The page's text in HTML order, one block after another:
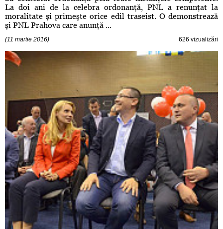
La doi ani de la celebra ordonanţă, PNL a renunţat la
moralitate şi primeşte orice edil traseist. O demonstrează
şi PNL Prahova care anunţă ...
(11 martie 2016) 626 vizualizări